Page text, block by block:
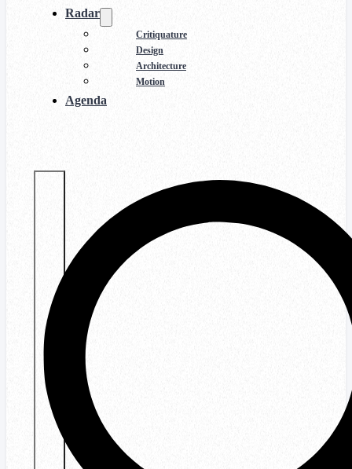
Radar
Critiquature
Design
Architecture
Motion
Agenda